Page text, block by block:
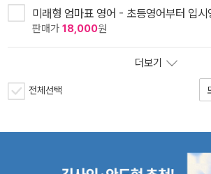
미래형 엄마표 영어 - 초등영어부터 입
판매가 18,000원
더보기
전체선택